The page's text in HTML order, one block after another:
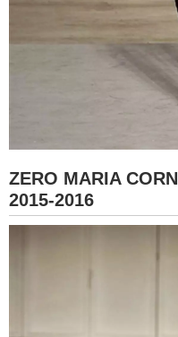
ZERO MARIA
2015-2016